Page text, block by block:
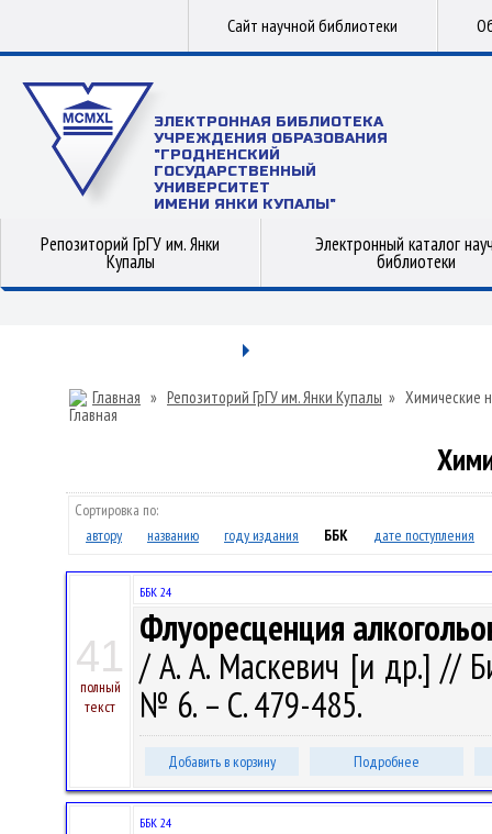
Сайт научной библиотеки
ЭЛЕКТРОННАЯ БИБЛИОТЕКА
УЧРЕЖДЕНИЯ ОБРАЗОВАНИЯ
"ГРОДНЕНСКИЙ
ГОСУДАРСТВЕННЫЙ
УНИВЕРСИТЕТ
ИМЕНИ ЯНКИ КУПАЛЫ"
Репозиторий ГрГУ им. Янки
Купалы
Электронный каталог
библиотеки
Главная » Репозиторий ГрГУ им. Янки Купалы » Химические
Сортировка по:
автору
названию году издания ББК дате поступления
41
полный
текст
ББК 24
Флуоресценция
/ А. А. Маскевич [и др.] //
№ 6. – С. 479-485.
Добавить в корзину Подробнее
ББК 24